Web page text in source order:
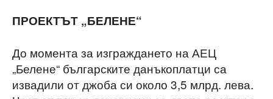
ПРОЕКТЪТ „БЕЛЕНЕ“
До момента за изграждането на АЕЦ
„Белене“ българските данъкоплатци са
извадили от джоба си около 3,5 млрд. лева.